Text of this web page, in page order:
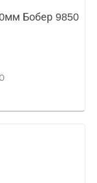
Бобер 9850